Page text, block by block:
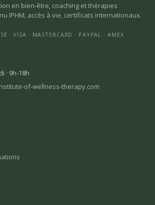
en bien-être, coaching et thérapies
IPHM, accès à vie, certificats internationaux.
· VISA · MASTERCARD · PAYPAL · AMEX
· 9h-18h
of-wellness-therapy.com